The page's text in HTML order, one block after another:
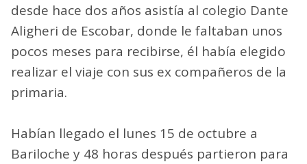
desde hace dos años asistía al colegio Dante
Aligheri de Escobar, donde le faltaban unos
pocos meses para recibirse, él había elegido
realizar el viaje con sus ex compañeros de la
primaria.
Habían llegado el lunes 15 de octubre a
Bariloche y 48 horas después partieron para